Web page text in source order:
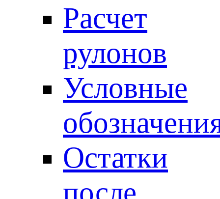
Расчет
рулонов
Условные
Остатки
после